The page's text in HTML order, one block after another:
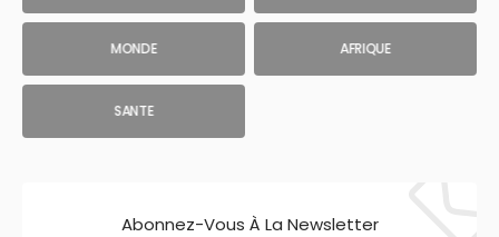
MONDE AFRIQUE
SANTE
Abonnez-Vous À La Newsletter